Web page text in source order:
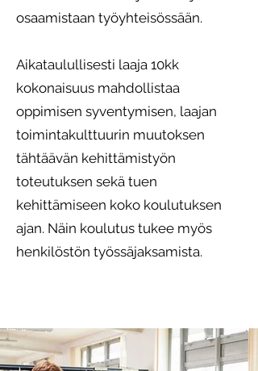
osaamistaan työyhteisössään.
Aikataulullisesti laaja 10kk
kokonaisuus mahdollistaa
oppimisen syventymisen, laajan
toimintakulttuurin muutoksen
tähtäävän kehittämistyön
toteutuksen sekä tuen
kehittämiseen koko koulutuksen
ajan. Näin koulutus tukee myös
henkilöstön työssäjaksamista.